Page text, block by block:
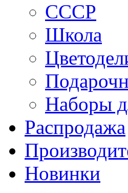
СССР
Школа
Наборы
Распродажа
Новинки